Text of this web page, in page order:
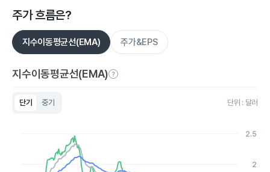
주가 흐름은?
지수이동평균선(EMA) 주가&EPS
지수이동평균선(EMA)
단기 중기 단위 : 달러
Line chart with 3 lines.
View as data table, Chart
The chart has 1 X axis displaying Time. Data ranges from
The chart has 1 Y axis displaying values. Data ranges from2
2.5